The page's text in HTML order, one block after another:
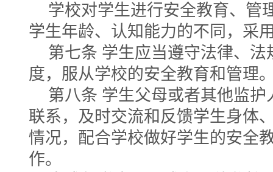
学校对学生进行安全教育、管
学生年龄、认知能力的不同，采
第七条 学生应当遵守法律、法
度，服从学校的安全教育和管理
第八条 学生父母或者其他监
联系，及时交流和反馈学生身体
情况，配合学校做好学生的安全
作。